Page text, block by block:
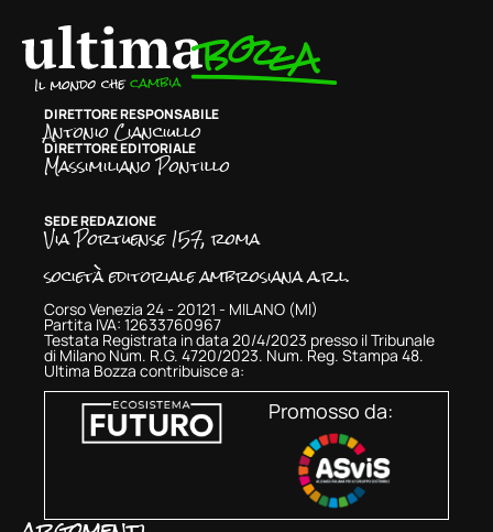
DIRETTORE RESPONSABILE
Antonio Cianciullo
DIRETTORE EDITORIALE
Massimiliano Pontillo
SEDE REDAZIONE
Via Portuense 157, roma
società editoriale ambrosiana a.r.l.
Corso Venezia 24 - 20121 - MILANO (MI)
Partita IVA: 12633760967
Testata Registrata in data 20/4/2023 presso il Tribunale
di Milano Num. R.G. 4720/2023. Num. Reg. Stampa 48.
Ultima Bozza contribuisce a:
Promosso da: